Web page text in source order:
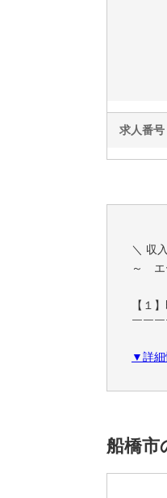
求人番号
＼ 収
～ エ
【１
￣￣
また
【２
￣￣
⇒テレ
▼詳細
船橋市